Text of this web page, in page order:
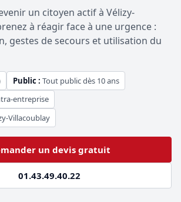
un citoyen actif à Vélizy-
à réagir face à une urgence :
gestes de secours et utilisation du
Public : Tout public dès 10 ans
entreprise
Villacoublay
un devis gratuit
01.43.49.40.22